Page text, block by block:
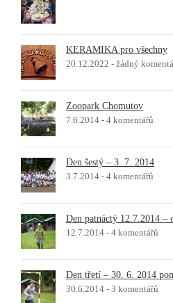
KERAMIKA pro všechny
20.12.2022 - žádný
Zoopark Chomutov
7.6.2014 - 4 komentářů
Den šestý – 3. 7. 2014
3.7.2014 - 4 komentářů
Den patnáctý 12.7.2014 –
12.7.2014 - 4 komentářů
Den třetí – 30. 6. 2014
30.6.2014 - 3 komentářů